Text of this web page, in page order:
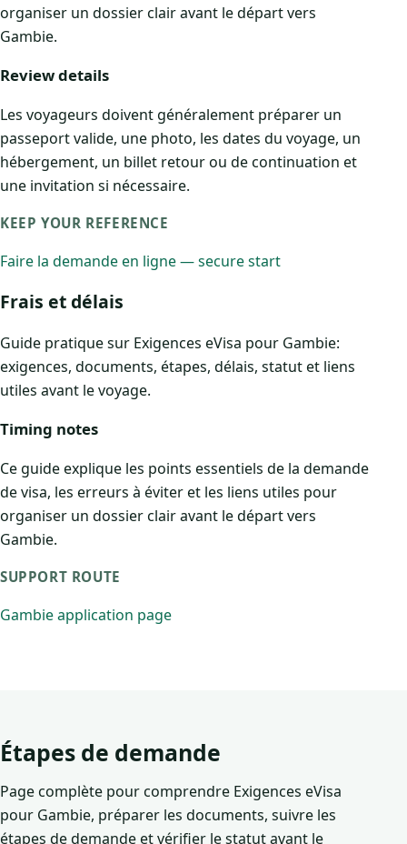
organiser un dossier clair avant le départ vers
Gambie.
Review details
Les voyageurs doivent généralement préparer un
passeport valide, une photo, les dates du voyage, un
hébergement, un billet retour ou de continuation et
une invitation si nécessaire.
KEEP YOUR REFERENCE
Faire la demande en ligne — secure start
Frais et délais
Guide pratique sur Exigences eVisa pour Gambie:
exigences, documents, étapes, délais, statut et liens
utiles avant le voyage.
Timing notes
Ce guide explique les points essentiels de la demande
de visa, les erreurs à éviter et les liens utiles pour
organiser un dossier clair avant le départ vers
Gambie.
SUPPORT ROUTE
Gambie application page
Étapes de demande
Page complète pour comprendre Exigences eVisa
pour Gambie, préparer les documents, suivre les
étapes de demande et vérifier le statut avant le